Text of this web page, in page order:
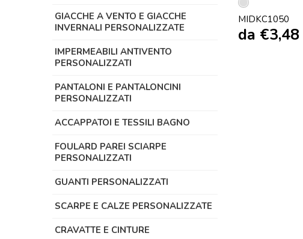
GIACCHE A VENTO E GIACCHE
INVERNALI PERSONALIZZATE
IMPERMEABILI ANTIVENTO
PERSONALIZZATI
PANTALONI E PANTALONCINI
PERSONALIZZATI
ACCAPPATOI E TESSILI BAGNO
FOULARD PAREI SCIARPE
PERSONALIZZATI
GUANTI PERSONALIZZATI
SCARPE E CALZE PERSONALIZZATE
CRAVATTE E CINTURE
Argento
Lucido
MIDKC1050
da €3,48